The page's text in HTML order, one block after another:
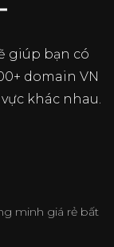
giúp bạn có
domain VN
khác nhau.
minh giá rẻ bất